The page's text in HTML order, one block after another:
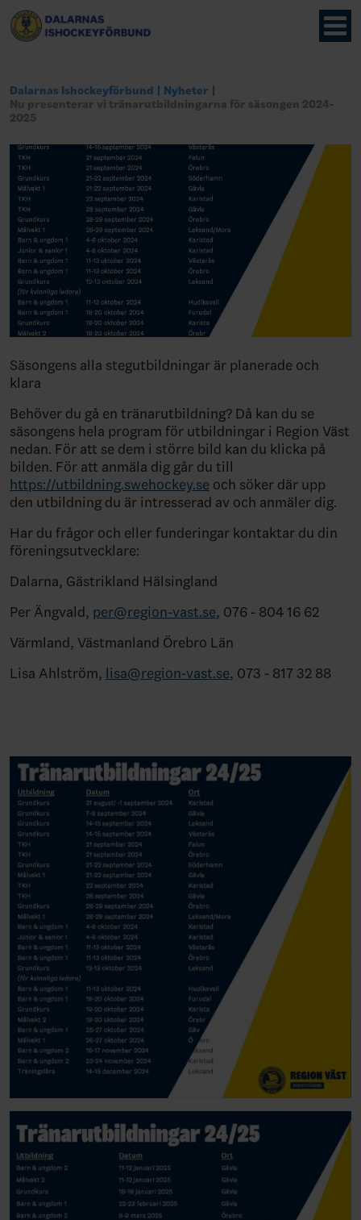
Dalarnas Ishockeyförbund
Nyheter
Nu presenterar vi tränarutbildningarna för säsongen 2024-
2025
Säsongens alla stegutbildningar är planerade och
klara
Behöver du gå en tränarutbildning? Då kan du se
säsongens hela program för utbildningar i Region Väst
nedan. För att se dem i större bild kan du klicka på
bilden. För att anmäla dig går du till
https://utbildning.swehockey.se och söker där upp
den utbildning du är intresserad av och anmäler dig.
Har du frågor och eller funderingar kontaktar du din
föreningsutvecklare:
Dalarna, Gästrikland Hälsingland
Per Ängvald, per@region-vast.se, 076 - 804 16 62
Värmland, Västmanland Örebro Län
Lisa Ahlström, lisa@region-vast.se, 073 - 817 32 88